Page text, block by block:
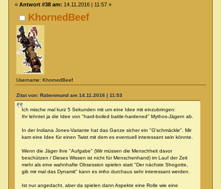
KhornedBeef
Username: KhornedBeef
« Antwort #38 am: 14.11.2016 | 11:57 »
Zitat von: Rabenmund am 14.11.2016 | 11:53
Ich mische mal kurz 5 Sekunden mit um eine Idee mit einzubringen:
Ihr lehntet ja die Idee von "hard-boiled battle-hardened" Mythos-Jägern ab.
In der Indiana Jones-Variante hat das Ganze sicher ein "G'schmäckle". Mir
kam eine Idee für einen Twist mit dem es eventuell interessant sein könnte.
Wenn die Jäger ihre "Aufgabe" (Wir müssen die Menschheit davor
beschützen / Dieses Wissen ist nicht für Menschenhand) im Lauf der Zeit
mehr als eine wahnhafte Obsession spielen statt "Der nächste Shogotte,
gib mir mal das Dynamit" kann es imho durchaus sehr interessant werden.
Ist nur angedacht, aber da spielen dann Aspekte eine Rolle wie eine